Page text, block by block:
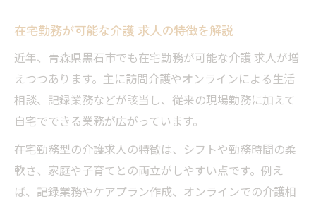
在宅勤務が可能な介護 求人の特徴を解説
近年、青森県黒石市でも在宅勤務が可能な介護 求人が増
えつつあります。主に訪問介護やオンラインによる生活
相談、記録業務などが該当し、従来の現場勤務に加えて
自宅でできる業務が広がっています。
在宅勤務型の介護求人の特徴は、シフトや勤務時間の柔
軟さ、家庭や子育てとの両立がしやすい点です。例え
ば、記録業務やケアプラン作成、オンラインでの介護相